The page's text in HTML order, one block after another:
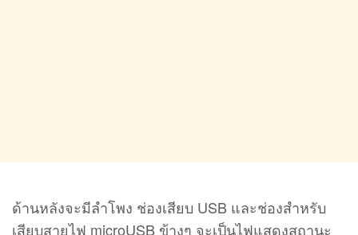
ด้านหลังจะมีลำโพง ช่องเสียบ USB และช่องสำหรับ
เสียบสายไฟ microUSB ข้างๆ จะเป็นไฟแสดงสถานะ